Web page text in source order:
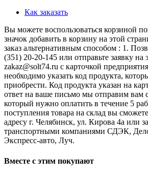
Как заказать
Вы можете воспользоваться корзиной
значок добавить в корзину на этой
заказ альтернативным способом : 1.
(351) 20-20-145 или отправьте заявку
zakaz@solt74.ru с карточкой
необходимо указать код продукта,
приобрести. Код продукта указан на
ответ на ваше письмо мы отправим вам
который нужно оплатить в течение 5
поступления товара на склад вы
адресу г. Челябинск, ул. Кирова 4а или
транспортными компаниями СДЭК,
Экспресс-авто, Луч.
Вместе с этим покупают